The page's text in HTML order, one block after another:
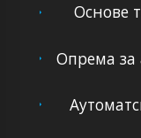
Основе
Опрема за